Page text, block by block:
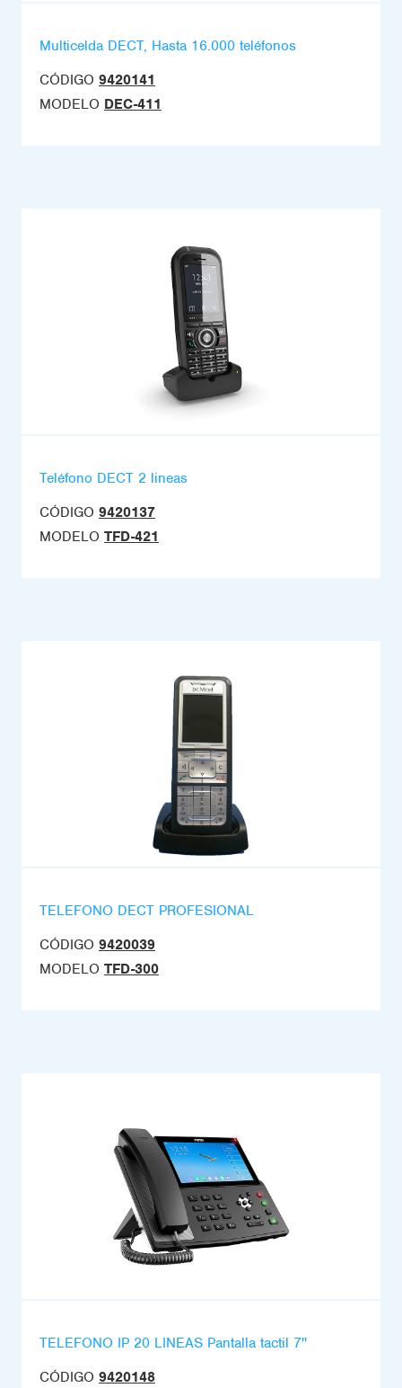
Multicelda DECT, Hasta 16.000 teléfonos
CÓDIGO 9420141
MODELO DEC-411
Teléfono DECT 2 lineas
CÓDIGO 9420137
MODELO TFD-421
TELEFONO DECT PROFESIONAL
CÓDIGO 9420039
MODELO TFD-300
TELEFONO IP 20 LINEAS Pantalla tactil 7''
CÓDIGO 9420148